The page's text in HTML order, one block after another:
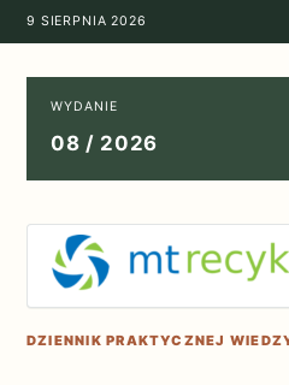
9 SIERPNIA 2026
WYDANIE
08 / 2026
DZIENNIK PRAKTYCZNEJ